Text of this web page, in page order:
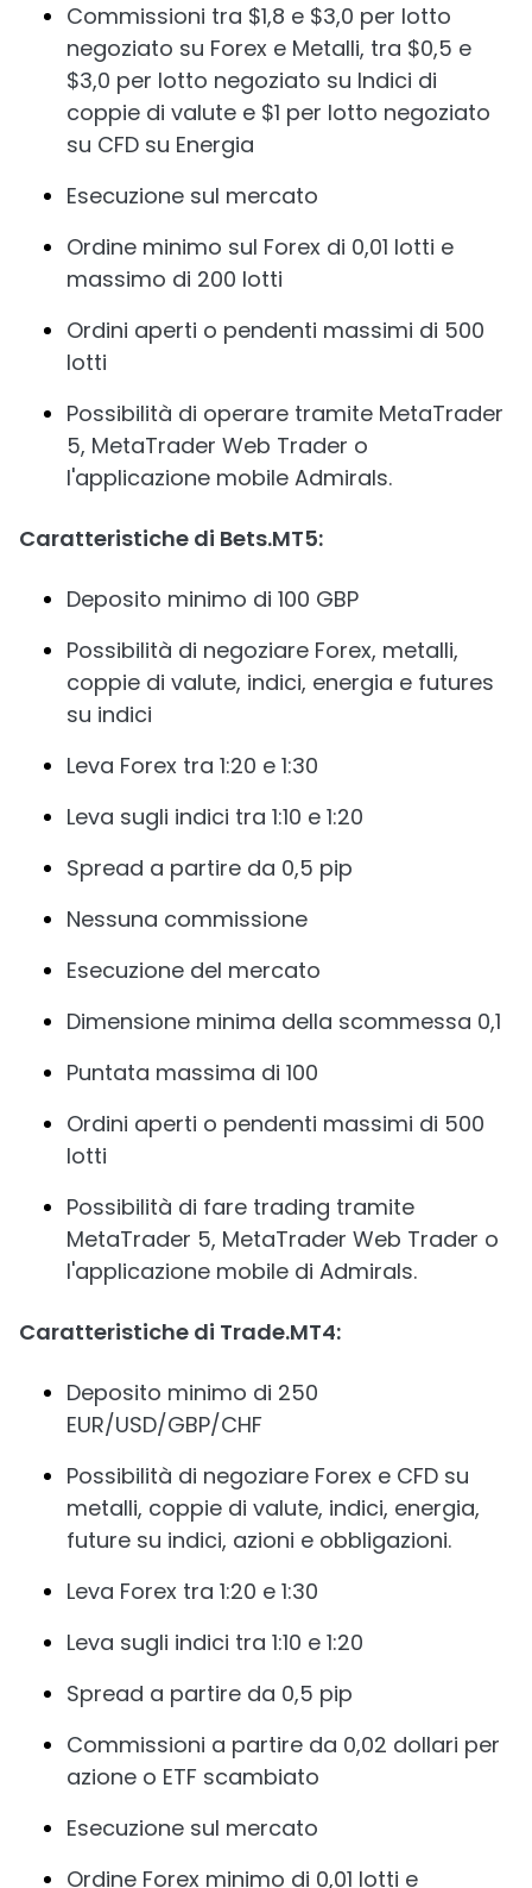
Commissioni tra $1,8 e $3,0 per lotto
negoziato su Forex e Metalli, tra $0,5 e
$3,0 per lotto negoziato su Indici di
coppie di valute e $1 per lotto negoziato
su CFD su Energia
Esecuzione sul mercato
Ordine minimo sul Forex di 0,01 lotti e
massimo di 200 lotti
Ordini aperti o pendenti massimi di 500
lotti
Possibilità di operare tramite MetaTrader
5, MetaTrader Web Trader o
l'applicazione mobile Admirals.
Caratteristiche di Bets.MT5:
Deposito minimo di 100 GBP
Possibilità di negoziare Forex, metalli,
coppie di valute, indici, energia e futures
su indici
Leva Forex tra 1:20 e 1:30
Leva sugli indici tra 1:10 e 1:20
Spread a partire da 0,5 pip
Nessuna commissione
Esecuzione del mercato
Dimensione minima della scommessa 0,1
Puntata massima di 100
Ordini aperti o pendenti massimi di 500
lotti
Possibilità di fare trading tramite
MetaTrader 5, MetaTrader Web Trader o
l'applicazione mobile di Admirals.
Caratteristiche di Trade.MT4:
Deposito minimo di 250
EUR/USD/GBP/CHF
Possibilità di negoziare Forex e CFD su
metalli, coppie di valute, indici, energia,
future su indici, azioni e obbligazioni.
Leva Forex tra 1:20 e 1:30
Leva sugli indici tra 1:10 e 1:20
Spread a partire da 0,5 pip
Commissioni a partire da 0,02 dollari per
azione o ETF scambiato
Esecuzione sul mercato
Ordine Forex minimo di 0,01 lotti e